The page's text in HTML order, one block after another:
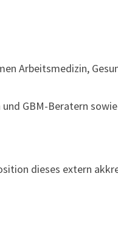
Arbeitsmedizin,
GBM-Beratern sowie
dieses extern